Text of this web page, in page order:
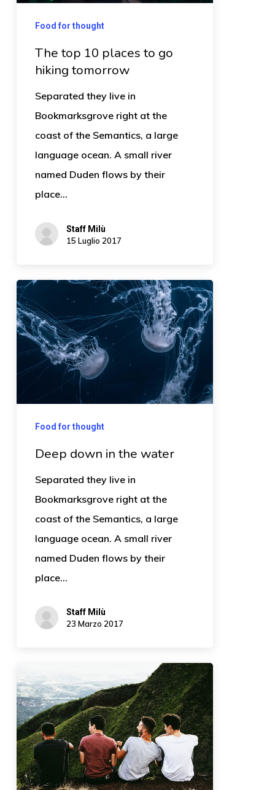
Food for thought
The top 10 places to go
hiking tomorrow
Separated they live in
Bookmarksgrove right at the
coast of the Semantics, a large
language ocean. A small river
named Duden flows by their
place…
Staff Milù
15 Luglio 2017
Food for thought
Deep down in the water
Separated they live in
Bookmarksgrove right at the
coast of the Semantics, a large
language ocean. A small river
named Duden flows by their
place…
Staff Milù
23 Marzo 2017